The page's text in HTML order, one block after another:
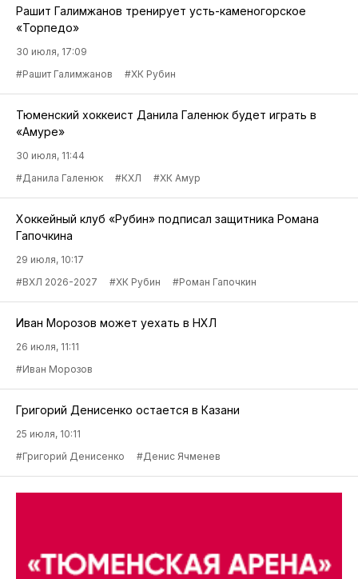
Рашит Галимжанов тренирует усть-каменогорское
«Торпедо»
30 июля, 17:09
#Рашит Галимжанов
#ХК Рубин
Тюменский хоккеист Данила Галенюк будет играть в
«Амуре»
30 июля, 11:44
#Данила Галенюк
#КХЛ #ХК Амур
Хоккейный клуб «Рубин» подписал защитника Романа
Гапочкина
29 июля, 10:17
#ВХЛ 2026-2027
#ХК Рубин #Роман Гапочкин
Иван Морозов может уехать в НХЛ
26 июля, 11:11
#Иван Морозов
Григорий Денисенко остается в Казани
25 июля, 10:11
#Григорий Денисенко
#Денис Ячменев